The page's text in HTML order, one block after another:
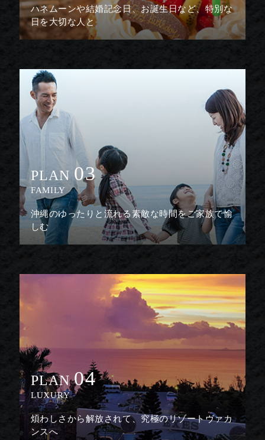
ハネムーンや結婚記念日、お誕生日など、特別な
日を大切な人と
PLAN 03
FAMILY
沖縄のゆったりと流れる素敵な時間をご家族で愉
しむ
PLAN 04
LUXURY
煩わしさから解放されて、究極のリゾートヴァカ
ンスへ